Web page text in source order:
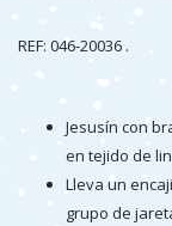
REF: 046-20036 .
Jesusín con
en tejido de
Lleva un
grupo de